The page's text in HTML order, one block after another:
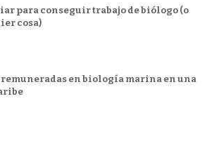
para conseguir trabajo de biólogo (o
cosa)
en biología marina en una